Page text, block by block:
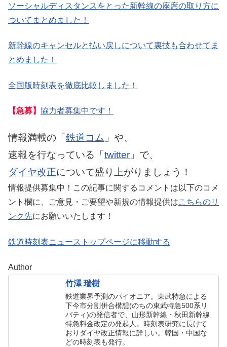
ソーシャルディスタンスをとった新幹線の座席の取り方に
ついてまとめました！
新幹線のキャンセルと払い戻しについて裏技も合わせてま
とめました！
全国版時刻表を徹底比較しました！
【急募】 協力者募集中です！
情報満載の「 鉄道コム 」や、
速報を行なっている「 twitter 」で、
ダイヤ改正について盛り上がりましょう！
情報提供募集中！この記事に関するコメントは以下のコメ
ント欄に、ご意見・ご要望や新規の情報提供はこちらのリ
ンク先にお願いいたします！
鉄道時刻表ニューストップページに移動する
Author
竹澤 瑞樹
鉄道業界予測のパイオニア。東武特急による
下今市分割併合構想(のちの東武特急500系リ
バティ)の発信者で、山形新幹線・秋田新幹線
特急料金改定の発起人。時刻表研究に長けて
おりダイヤ改正情報に詳しい。韓国・中国な
どの時刻表も発行。